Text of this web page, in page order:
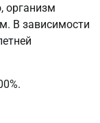
организм
В зависимости